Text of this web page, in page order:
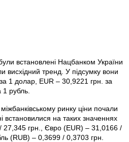
встановлені Нацбанком України
висхідний тренд. У підсумку вони
1 долар, EUR – 30,9221 грн. за
рубль.
ринку ціни почали
встановилися на таких значеннях
грн., Євро (EUR) – 31,0166 /
(RUB) – 0,3699 / 0,3703 грн.